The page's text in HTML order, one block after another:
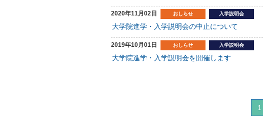
2020年11月02日 おしらせ 入学説明会
大学院進学・入学説明会の中止について
2019年10月01日 おしらせ 入学説明会
大学院進学・入学説明会を開催します
1